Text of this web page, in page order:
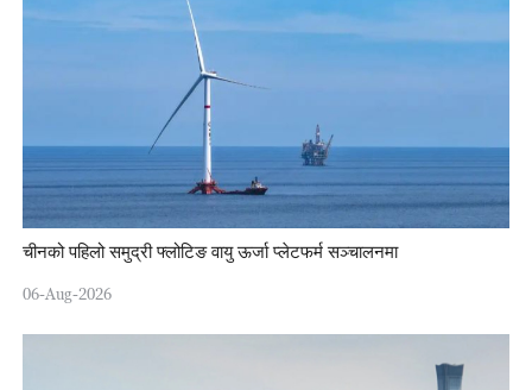
चीनको पहिलो समुद्री फ्लोटिङ वायु ऊर्जा प्लेटफर्म सञ्चालनमा
06-Aug-2026